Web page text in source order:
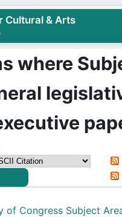
Cultural & Arts
where
of Congress Subject